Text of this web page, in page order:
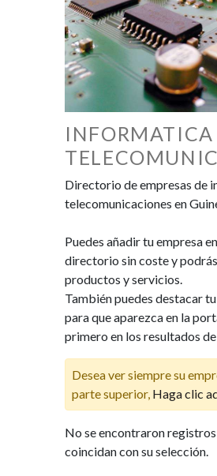
INFORMATICA
Directorio de empresas de
telecomunicaciones en
Puedes añadir tu empresa
directorio sin coste y
productos y servicios.
También puedes destacar
para que aparezca en la
primero en los resultados
Desea ver siempre su
parte superior, Haga clic
No se encontraron
coincidan con su selección.